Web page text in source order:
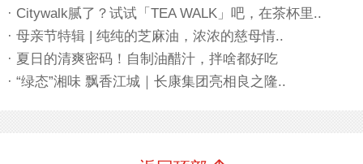
· Citywalk腻了？试试「TEA WALK」吧，在茶杯里..
· 母亲节特辑 | 纯纯的芝麻油，浓浓的慈母情..
· 夏日的清爽密码！自制油醋汁，拌啥都好吃
· “绿态”湘味 飘香江城｜长康集团亮相良之隆..